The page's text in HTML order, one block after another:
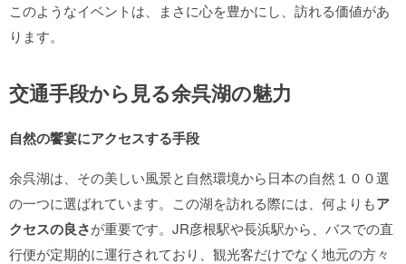
このようなイベントは、まさに心を豊かにし、訪れる価値があ
ります。
交通手段から見る余呉湖の魅力
自然の饗宴にアクセスする手段
余呉湖は、その美しい風景と自然環境から日本の自然１００選
の一つに選ばれています。この湖を訪れる際には、何よりもア
クセスの良さが重要です。JR彦根駅や長浜駅から、バスでの直
行便が定期的に運行されており、観光客だけでなく地元の方々